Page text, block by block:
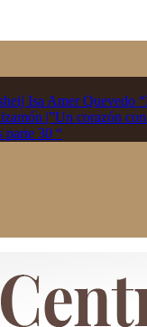
Isa Amer Quevedo
|”Un corazón
parte 30 “